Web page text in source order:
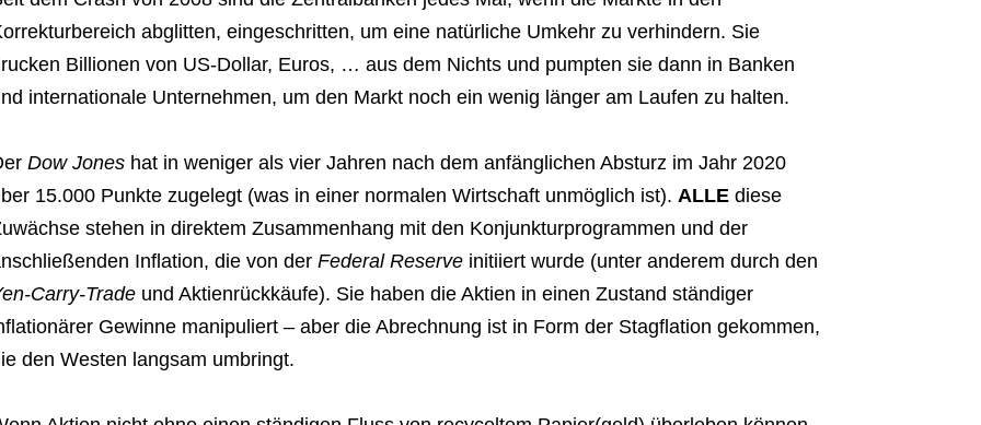
abglitten, eingeschritten, um eine natürliche Umkehr zu verhindern. Sie
Billionen von US-Dollar, Euros, … aus dem Nichts und pumpten sie dann in Banken
internationale Unternehmen, um den Markt noch ein wenig länger am Laufen zu halten.
Dow Joneshat in weniger als vier Jahren nach dem anfänglichen Absturz im Jahr 2020
15.000 Punkte zugelegt (was in einer normalen Wirtschaft unmöglich ist). ALLEdiese
stehen in direktem Zusammenhang mit den Konjunkturprogrammen und der
Inflation, die von der Federal Reserveinitiiert wurde (unter anderem durch den
Carry-Tradeund Aktienrückkäufe). Sie haben die Aktien in einen Zustand ständiger
Gewinne manipuliert – aber die Abrechnung ist in Form der Stagflation gekommen,
den Westen langsam umbringt.